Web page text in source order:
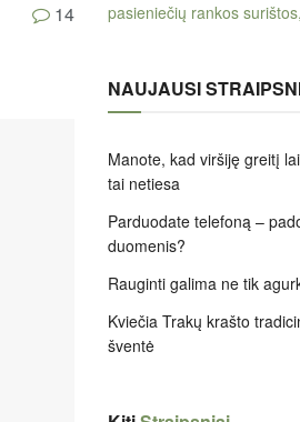
14
pasieniečių rankos
NAUJAUSI
Manote, kad viršiję greitį
tai netiesa
Parduodate telefoną –
duomenis?
Rauginti galima ne tik
Kviečia Trakų krašto
šventė